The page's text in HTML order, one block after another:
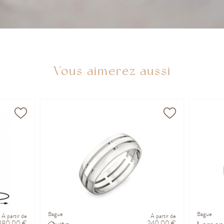
Vous aimerez aussi
À partir de Bague À partir de Bague